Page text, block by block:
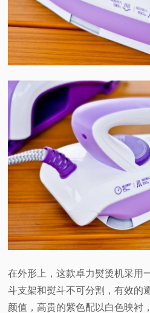
在外形上，这款卓力熨烫机采用
斗支架和熨斗不可分割，有效的
颜值，高贵的紫色配以白色映衬